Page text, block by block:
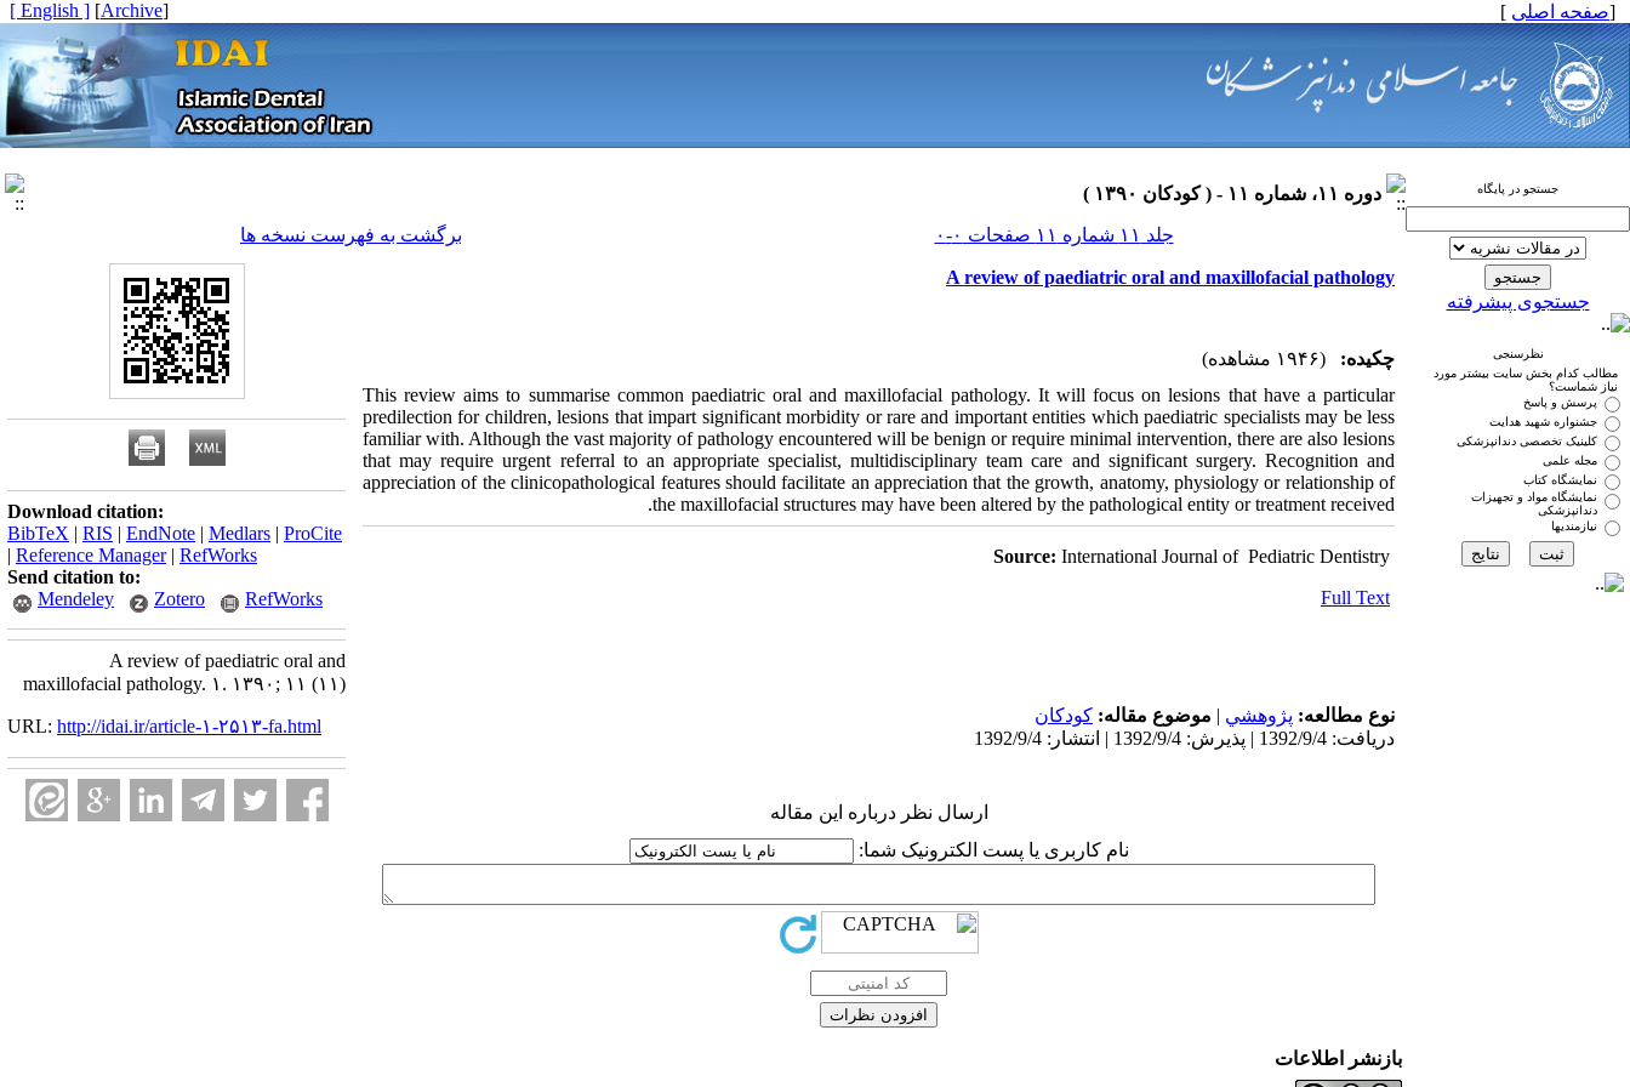
[صفحه اصلی ]
[
Archive
]
[ English ]
جستجو در پایگاه
جستجوی پیشرفته
نظرسنجی
مطالب کدام بخش سایت بیشتر مورد
نیاز شماست؟
پرسش و پاسخ
جشنواره شهید هدایت
کلینیک تخصصی دندانپزشکی
مجله علمی
نمایشگاه کتاب
نمایشگاه مواد و تجهیزات
دندانپزشکی
نیازمندیها
دوره ۱۱، شماره ۱۱ - ( کودکان ۱۳۹۰ )
جلد ۱۱ شماره ۱۱ صفحات ۰-۰
برگشت به فهرست نسخه ها
A review of paediatric oral and maxillofacial pathology
چکیده:
(۱۹۴۶ مشاهده)
This review aims to summarise common paediatric oral and maxillofacial pathology. It will focus on lesions that have a particular
predilection for children, lesions that impart significant morbidity or rare and important entities which paediatric specialists may be less
familiar with. Although the vast majority of pathology encountered will be benign or require minimal intervention, there are also lesions
that may require urgent referral to an appropriate specialist, multidisciplinary team care and significant surgery. Recognition and
appreciation of the clinicopathological features should facilitate an appreciation that the growth, anatomy, physiology or relationship of
the maxillofacial structures may have been altered by the pathological entity or treatment received.
Source: International Journal of ‍ Pediatric Dentistry
Full Text
نوع مطالعه: پژوهشي | موضوع مقاله: کودکان
دریافت: 1392/9/4 | پذیرش: 1392/9/4 | انتشار: 1392/9/4
ارسال نظر درباره این مقاله
نام کاربری یا پست الکترونیک شما:
Download citation:
BibTeX | RIS | EndNote | Medlars | ProCite
| Reference Manager| RefWorks
Send citation to:
Mendeley
Zotero RefWorks
A review of paediatric oral and
maxillofacial pathology. ۱. ۱۳۹۰; ۱۱ (۱۱)
URL: http://idai.ir/article-۱-۲۵۱۳-fa.html
بازنشر اطلاعات